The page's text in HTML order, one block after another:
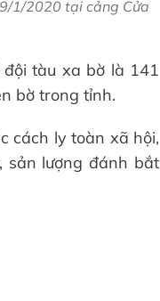
1/2020 tại cảng Cửa
tàu xa bờ là 141
bờ trong tỉnh.
cách ly toàn xã hội,
sản lượng đánh bắt